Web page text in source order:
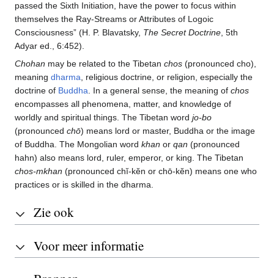
passed the Sixth Initiation, have the power to focus within
themselves the Ray-Streams or Attributes of Logoic
Consciousness” (H. P. Blavatsky, The Secret Doctrine, 5th
Adyar ed., 6:452).
Chohan may be related to the Tibetan chos (pronounced cho),
meaning dharma, religious doctrine, or religion, especially the
doctrine of Buddha. In a general sense, the meaning of chos
encompasses all phenomena, matter, and knowledge of
worldly and spiritual things. The Tibetan word jo-bo
(pronounced chō) means lord or master, Buddha or the image
of Buddha. The Mongolian word khan or qan (pronounced
hahn) also means lord, ruler, emperor, or king. The Tibetan
chos-mkhan (pronounced chĭ-kĕn or chō-kĕn) means one who
practices or is skilled in the dharma.
Zie ook
Voor meer informatie